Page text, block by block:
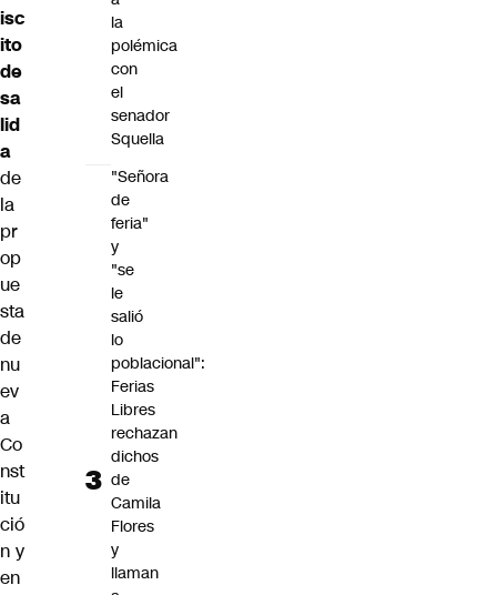
isc
ito
de
sa
lid
a
de
la
pr
op
ue
sta
de
nu
ev
a
Co
nst
itu
ció
n y
en
la
polémica
con
el
senador
Squella
"Señora
de
feria"
y
"se
le
salió
lo
poblacional":
Ferias
Libres
rechazan
dichos
de
Camila
Flores
y
llaman